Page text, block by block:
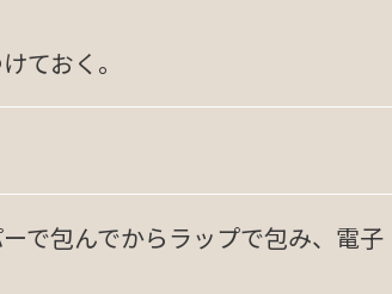
ておく。
で包んでからラップで包み、電子